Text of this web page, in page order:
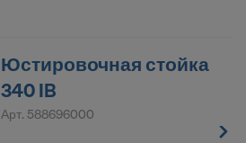
Юстировочная стойка
340 IB
Арт. 588696000